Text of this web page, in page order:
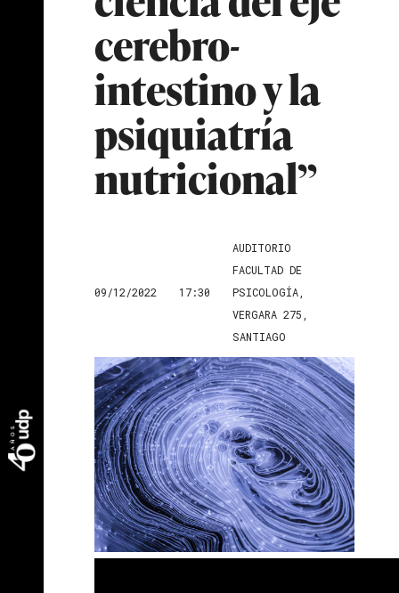
cerebro-
intestino y la
psiquiatría
nutricional”
09/12/2022 17:30
AUDITORIO
FACULTAD DE
PSICOLOGÍA,
VERGARA 275,
SANTIAGO